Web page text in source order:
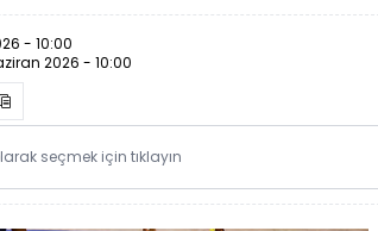
- 10:00
2026 - 10:00
seçmek için tıklayın